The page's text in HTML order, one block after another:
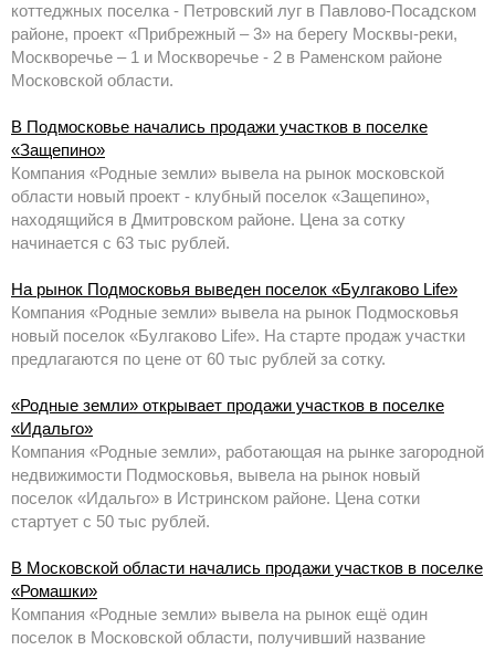
коттеджных поселка - Петровский луг в Павлово-Посадском
районе, проект «Прибрежный – 3» на берегу Москвы-реки,
Москворечье – 1 и Москворечье - 2 в Раменском районе
Московской области.
В Подмосковье начались продажи участков в поселке
«Защепино»
Компания «Родные земли» вывела на рынок московской
области новый проект - клубный поселок «Защепино»,
находящийся в Дмитровском районе. Цена за сотку
начинается с 63 тыс рублей.
На рынок Подмосковья выведен поселок «Булгаково Life»
Компания «Родные земли» вывела на рынок Подмосковья
новый поселок «Булгаково Life». На старте продаж участки
предлагаются по цене от 60 тыс рублей за сотку.
«Родные земли» открывает продажи участков в поселке
«Идальго»
Компания «Родные земли», работающая на рынке загородной
недвижимости Подмосковья, вывела на рынок новый
поселок «Идальго» в Истринском районе. Цена сотки
стартует с 50 тыс рублей.
В Московской области начались продажи участков в поселке
«Ромашки»
Компания «Родные земли» вывела на рынок ещё один
поселок в Московской области, получивший название